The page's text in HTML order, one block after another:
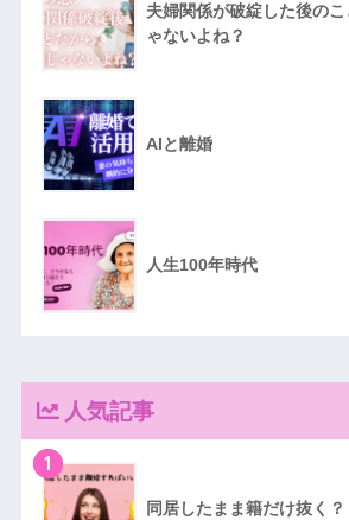
夫婦関係が破綻した後の
ゃないよね？
AIと離婚
人生100年時代
人気記事
1
同居したまま籍だけ抜く？